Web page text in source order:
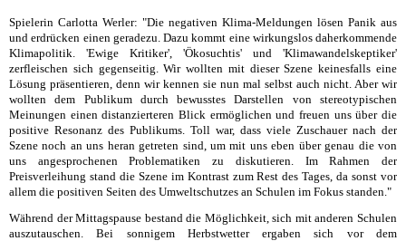
Spielerin Carlotta Werler: "Die negativen Klima-Meldungen lösen Panik aus
und erdrücken einen geradezu. Dazu kommt eine wirkungslos daherkommende
Klimapolitik. 'Ewige Kritiker', 'Ökosuchtis' und 'Klimawandelskeptiker'
zerfleischen sich gegenseitig. Wir wollten mit dieser Szene keinesfalls eine
Lösung präsentieren, denn wir kennen sie nun mal selbst auch nicht. Aber wir
wollten dem Publikum durch bewusstes Darstellen von stereotypischen
Meinungen einen distanzierteren Blick ermöglichen und freuen uns über die
positive Resonanz des Publikums. Toll war, dass viele Zuschauer nach der
Szene noch an uns heran getreten sind, um mit uns eben über genau die von
uns angesprochenen Problematiken zu diskutieren. Im Rahmen der
Preisverleihung stand die Szene im Kontrast zum Rest des Tages, da sonst vor
allem die positiven Seiten des Umweltschutzes an Schulen im Fokus standen."
Während der Mittagspause bestand die Möglichkeit, sich mit anderen Schulen
auszutauschen. Bei sonnigem Herbstwetter ergaben sich vor dem